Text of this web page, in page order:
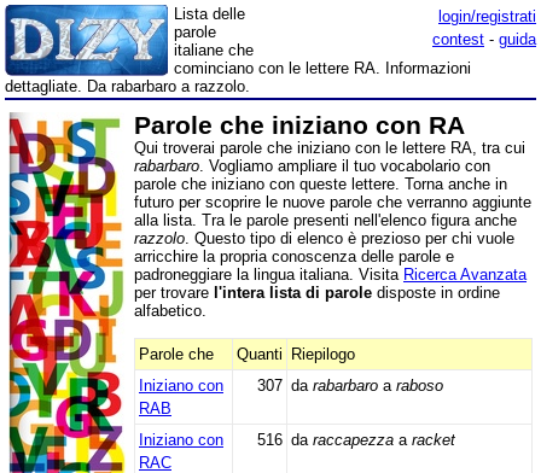
login/registrati
contest - guida
Lista delle
parole
italiane che
cominciano con le lettere RA. Informazioni
dettagliate. Da rabarbaro a razzolo.
Parole che iniziano con RA
Qui troverai parole che iniziano con le lettere RA, tra cui
rabarbaro . Vogliamo ampliare il tuo vocabolario con
parole che iniziano con queste lettere. Torna anche in
futuro per scoprire le nuove parole che verranno aggiunte
alla lista. Tra le parole presenti nell'elenco figura anche
razzolo . Questo tipo di elenco è prezioso per chi vuole
arricchire la propria conoscenza delle parole e
padroneggiare la lingua italiana. Visita Ricerca Avanzata
per trovare l'intera lista di parole disposte in ordine
alfabetico.
Parole che Quanti Riepilogo
Iniziano con
RAB
307 da rabarbaro a raboso
Iniziano con
RAC
516 da raccapezza a racket